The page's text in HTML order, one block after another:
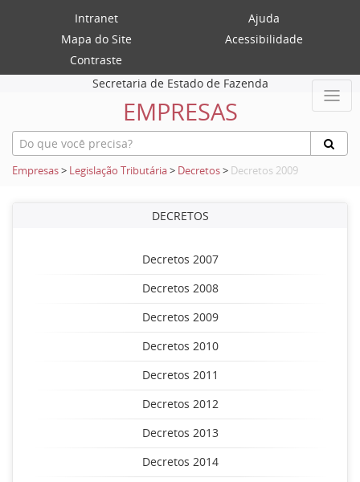
Intranet
Ajuda
Mapa do Site
Acessibilidade
Contraste
Secretaria de Estado de Fazenda
EMPRESAS
Empresas> Legislação Tributária> Decretos> Decretos 2009
DECRETOS
Decretos 2007
Decretos 2008
Decretos 2009
Decretos 2010
Decretos 2011
Decretos 2012
Decretos 2013
Decretos 2014